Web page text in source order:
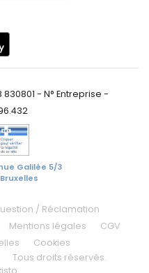
- N° Entreprise -
Galilée 5/3
Bruxelles
/ Réclamation
Mentions légales
CGV
Cookies
Tous droits réservés.